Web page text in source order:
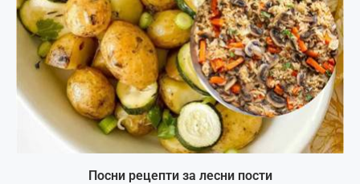
Посни рецепти за лесни пости